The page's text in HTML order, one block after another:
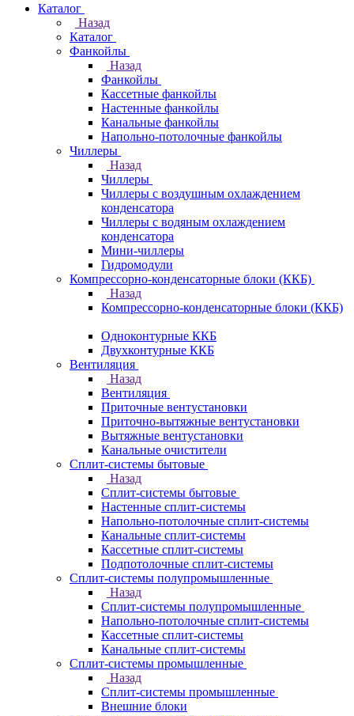
Каталог
Назад
Каталог
Фанкойлы
Назад
Фанкойлы
Кассетные фанкойлы
Настенные фанкойлы
Канальные фанкойлы
Напольно-потолочные фанкойлы
Чиллеры
Назад
Чиллеры
Чиллеры с воздушным охлаждением
конденсатора
Чиллеры с водяным охлаждением
конденсатора
Мини-чиллеры
Гидромодули
Компрессорно-конденсаторные блоки (ККБ)
Назад
Компрессорно-конденсаторные блоки (ККБ)
Одноконтурные ККБ
Двухконтурные ККБ
Вентиляция
Назад
Вентиляция
Приточные вентустановки
Приточно-вытяжные вентустановки
Вытяжные вентустановки
Канальные очистители
Сплит-системы бытовые
Назад
Сплит-системы бытовые
Настенные сплит-системы
Напольно-потолочные сплит-системы
Канальные сплит-системы
Кассетные сплит-системы
Подпотолочные сплит-системы
Сплит-системы полупромышленные
Назад
Сплит-системы полупромышленные
Напольно-потолочные сплит-системы
Кассетные сплит-системы
Канальные сплит-системы
Сплит-системы промышленные
Назад
Сплит-системы промышленные
Внешние блоки